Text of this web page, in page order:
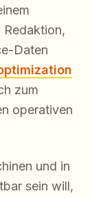
Redaktion,
Daten
zum
operativen
und in
sein will,